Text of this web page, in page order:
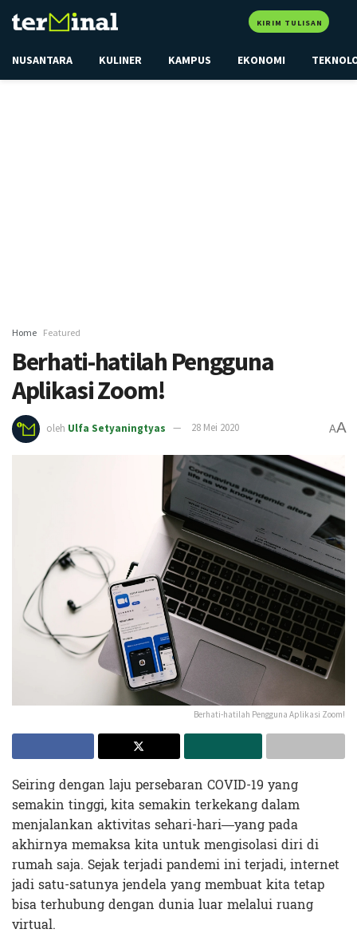
KIRIM TULISAN
NUSANTARA KULINER KAMPUS EKONOMI
Home Featured
Berhati-hatilah Pengguna
Aplikasi Zoom!
oleh Ulfa Setyaningtyas 28 Mei 2020 AA
Berhati-hatilah Pengguna Aplikasi Zoom!
Seiring dengan laju persebaran COVID-19 yang
semakin tinggi, kita semakin terkekang dalam
menjalankan aktivitas sehari-hari—yang pada
akhirnya memaksa kita untuk mengisolasi diri di
rumah saja. Sejak terjadi pandemi ini terjadi, internet
jadi satu-satunya jendela yang membuat kita tetap
bisa terhubung dengan dunia luar melalui ruang
virtual.